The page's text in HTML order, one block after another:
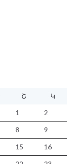
Շ
Կ
1
2
8 9
15 16